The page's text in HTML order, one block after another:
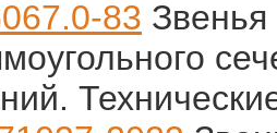
83